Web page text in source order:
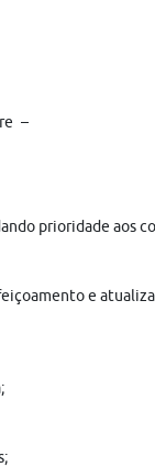
–
prioridade aos
e